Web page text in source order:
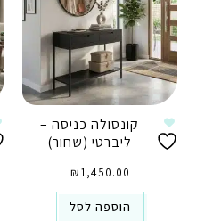
קונסולה כניסה –
ליברטי (שחור)
₪1,450.00
הוספה לסל